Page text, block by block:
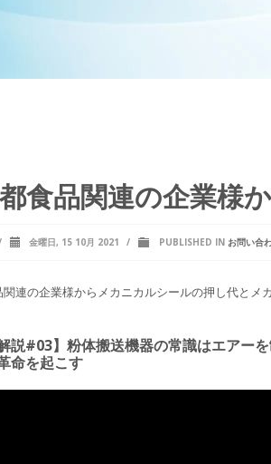
食品関連の企業様
金曜日, 15 10月 2021 / PUBLISHED IN お問い合
連の企業様からメカニカルシールの押し代と
解説#03】粉体搬送機器の常識はエアー
命を起こす